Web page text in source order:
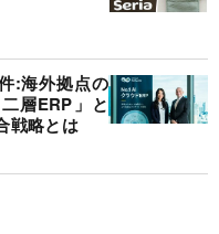
:海外拠点の
層ERP」と
戦略とは